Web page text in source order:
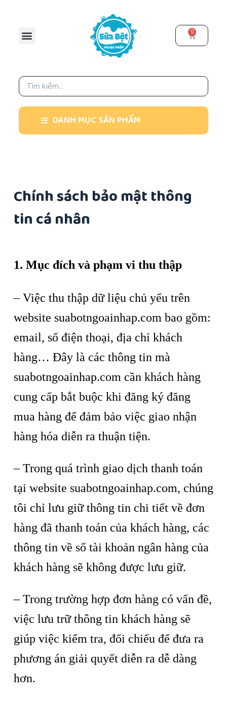
ộ
d
g
0
DANH MỤC SẢN PHẨM
Chính sách bảo mật thông
tin cá nhân
1. Mục đích và phạm vi thu thập
– Việc thu thập dữ liệu chủ yếu trên
website suabotngoainhap.com bao gồm:
email, số điện thoại, địa chỉ khách
hàng… Đây là các thông tin mà
suabotngoainhap.com cần khách hàng
cung cấp bắt buộc khi đăng ký đăng
mua hàng để đảm bảo việc giao nhận
hàng hóa diễn ra thuận tiện.
– Trong quá trình giao dịch thanh toán
tại website suabotngoainhap.com, chúng
tôi chỉ lưu giữ thông tin chi tiết về đơn
hàng đã thanh toán của khách hàng, các
thông tin về số tài khoản ngân hàng của
khách hàng sẽ không được lưu giữ.
– Trong trường hợp đơn hàng có vấn đề,
việc lưu trữ thông tin khách hàng sẽ
giúp việc kiểm tra, đối chiếu để đưa ra
phương án giải quyết diễn ra dễ dàng
hơn.